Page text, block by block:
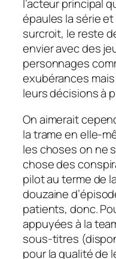
l’acteur principal
épaules la série et
surcroit, le reste
envier avec des
personnages
exubérances
leurs décisions à
On aimerait
la trame en elle-
les choses on ne
chose des
pilotau terme de
douzaine
patients, donc.
appuyées à la
sous-titres
pour la qualité de